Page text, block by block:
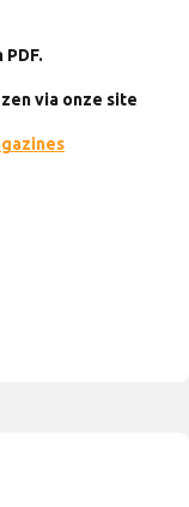
via onze site